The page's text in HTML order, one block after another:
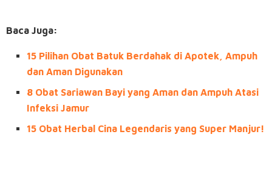
Baca Juga:
15 Pilihan Obat Batuk Berdahak di Apotek, Ampuh
dan Aman Digunakan
8 Obat Sariawan Bayi yang Aman dan Ampuh Atasi
Infeksi Jamur
15 Obat Herbal Cina Legendaris yang Super Manjur!